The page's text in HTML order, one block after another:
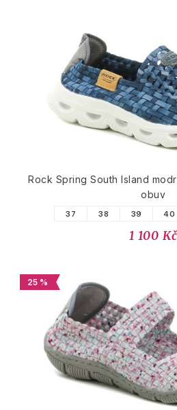
Rock Spring South Island
obuv
37 38 39 40
1 100 Kč
25 %